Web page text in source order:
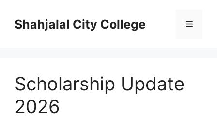
Shahjalal City College Menu
Scholarship Update
2026